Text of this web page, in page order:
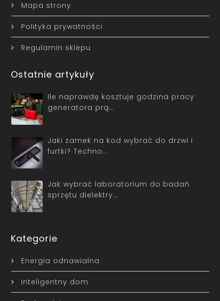
Mapa strony
Polityka prywatności
Regulamin sklepu
Ostatnie artykuły
Ile naprawdę kosztuje godzina pracy
generatora prą…
Jaki zamek na kod wybrać do drzwi i
furtki? Techno…
Jak wybrać laboratorium do badań
sprzętu dielektry…
Kategorie
Energia odnawialna
Inteligentny dom